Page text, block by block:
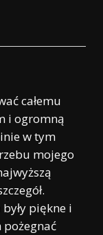
całemu
i ogromną
w tym
mojego
piękne i
pożegnać